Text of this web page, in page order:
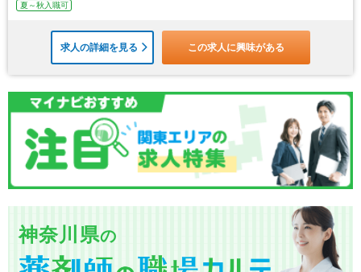
夏～秋入職可
求人の詳細を見る この求人に興味がある
神奈川県の